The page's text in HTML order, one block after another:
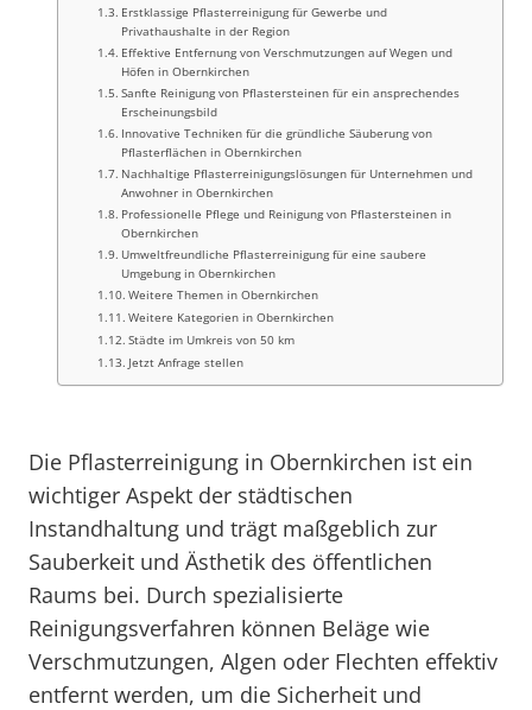
Erstklassige Pflasterreinigung für Gewerbe und
Privathaushalte in der Region
Effektive Entfernung von Verschmutzungen auf Wegen und
Höfen in Obernkirchen
Sanfte Reinigung von Pflastersteinen für ein ansprechendes
Erscheinungsbild
Innovative Techniken für die gründliche Säuberung von
Pflasterflächen in Obernkirchen
Nachhaltige Pflasterreinigungslösungen für Unternehmen und
Anwohner in Obernkirchen
Professionelle Pflege und Reinigung von Pflastersteinen in
Obernkirchen
Umweltfreundliche Pflasterreinigung für eine saubere
Umgebung in Obernkirchen
Weitere Themen in Obernkirchen
Weitere Kategorien in Obernkirchen
Städte im Umkreis von 50 km
Jetzt Anfrage stellen
Die Pflasterreinigung in Obernkirchen ist ein
wichtiger Aspekt der städtischen
Instandhaltung und trägt maßgeblich zur
Sauberkeit und Ästhetik des öffentlichen
Raums bei. Durch spezialisierte
Reinigungsverfahren können Beläge wie
Verschmutzungen, Algen oder Flechten effektiv
entfernt werden, um die Sicherheit und